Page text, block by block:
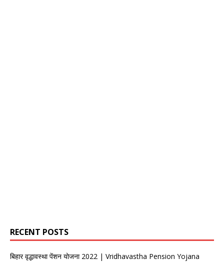
RECENT POSTS
बिहार वृद्धावस्था पेंशन योजना 2022 | Vridhavastha Pension Yojana